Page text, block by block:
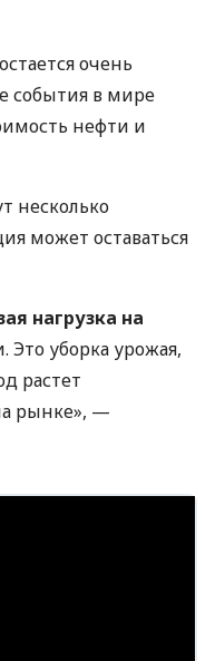
очень
события в мире
нефти и
несколько
может оставаться
нагрузка на
уборка урожая,
растет
рынке», —